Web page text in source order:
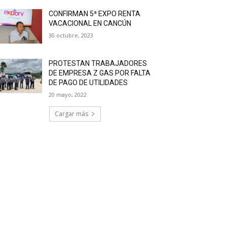
CONFIRMAN 5ª EXPO RENTA
VACACIONAL EN CANCÚN
30 octubre, 2023
PROTESTAN TRABAJADORES
DE EMPRESA Z GAS POR FALTA
DE PAGO DE UTILIDADES
20 mayo, 2022
Cargar más